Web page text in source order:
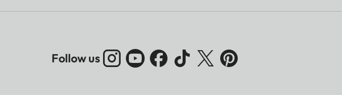
Follow us